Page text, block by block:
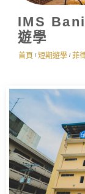
IMS
遊學
首頁 / 短期遊學 / 菲